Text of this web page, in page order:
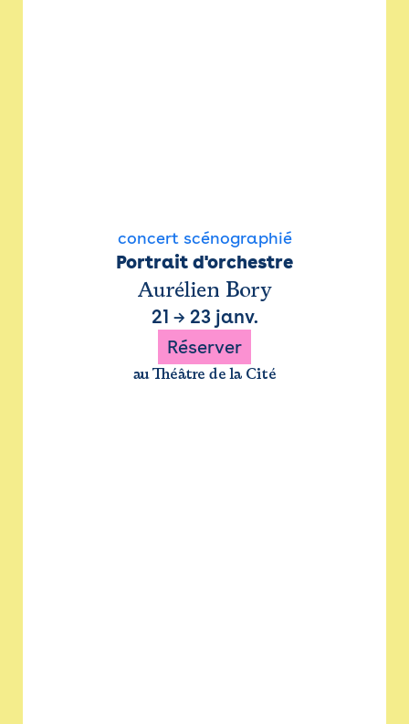
concert scénographié
Portrait d'orchestre
Aurélien Bory
21 → 23 janv.
Réserver
au Théâtre de la Cité